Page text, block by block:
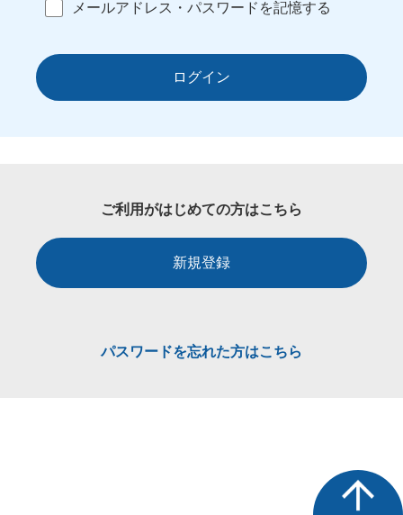
メールアドレス・パスワードを記憶する
ログイン
ご利用がはじめての方はこちら
新規登録
パスワードを忘れた方はこちら